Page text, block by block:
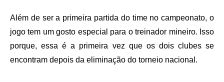
Além de ser a primeira partida do time no campeonato, o
jogo tem um gosto especial para o treinador mineiro. Isso
porque, essa é a primeira vez que os dois clubes se
encontram depois da eliminação do torneio nacional.